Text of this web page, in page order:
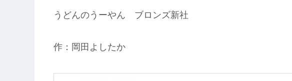
うどんのうーやん ブロンズ新社
作：岡田よしたか